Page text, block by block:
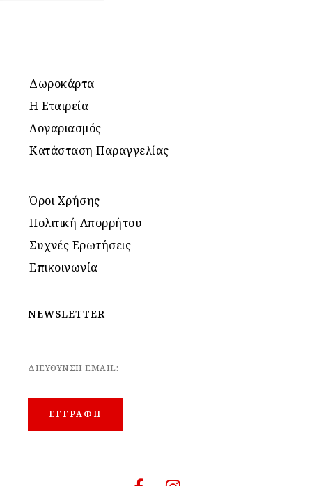
Δωροκάρτα
Η Εταιρεία
Λογαριασμός
Κατάσταση Παραγγελίας
Όροι Χρήσης
Πολιτική Απορρήτου
Συχνές Ερωτήσεις
Επικοινωνία
NEWSLETTER
ΔΙΕΥΘΥΝΣΗ EMAIL: